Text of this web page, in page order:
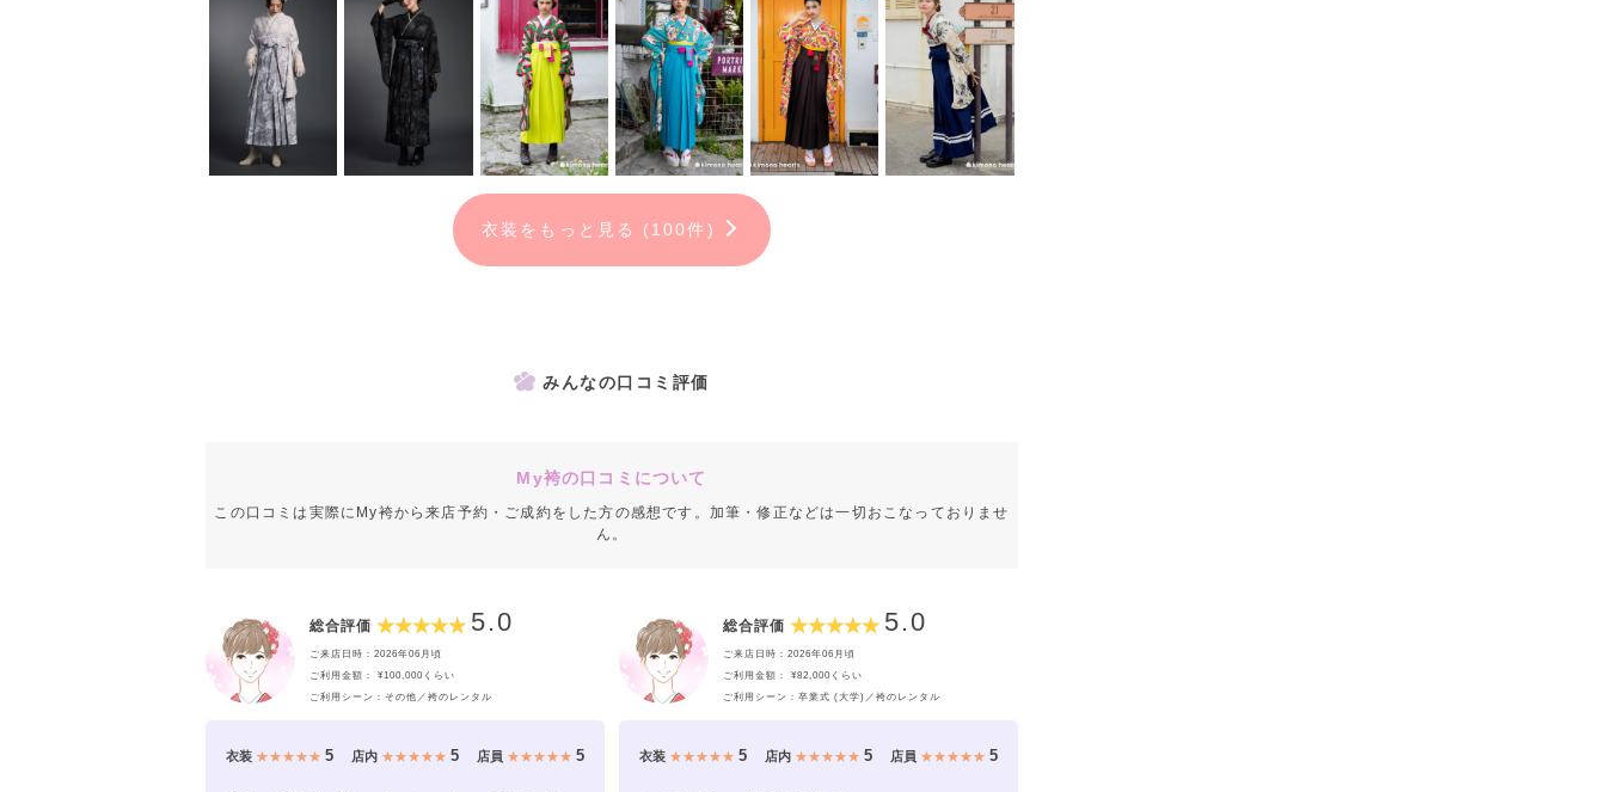
卒業式当日の着付けやヘアメイクもご心配なく！
衣装をもっと見る (100件)
みんなの口コミ評価
My袴の口コミについて
この口コミは実際にMy袴から来店予約・ご成約をした方の感想です。加筆・修正などは一切おこなっておりませ
ん。
総合評価 5.0
ご来店日時：2026年06月頃
ご利用金額： ¥100,000くらい
ご利用シーン：その他／袴のレンタル
衣装 ★★★★★5 店内 ★★★★★ 5 店員 ★★★★★ 5
総合評価 5.0
ご来店日時：2026年06月頃
ご利用金額： ¥82,000くらい
ご利用シーン：卒業式 (大学)／袴のレンタル
衣装 ★★★★★5 店内 ★★★★★ 5 店員 ★★★★★ 5